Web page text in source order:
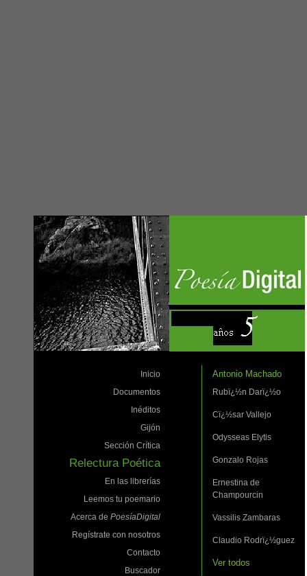
Inicio
Documentos
Inéditos
Gijón
Sección Crítica
Relectura Poética
En las librerías
Leemos tu poemario
Acerca de PoesíaDigital
Regístrate con nosotros
Contacto
Buscador
Antonio Machado
Rubï¿½n Darï¿½o
Cï¿½sar Vallejo
Odysseas Elytis
Gonzalo Rojas
Ernestina de
Champourcin
Vassilis Zambaras
Claudio Rodrï¿½guez
Ver todos